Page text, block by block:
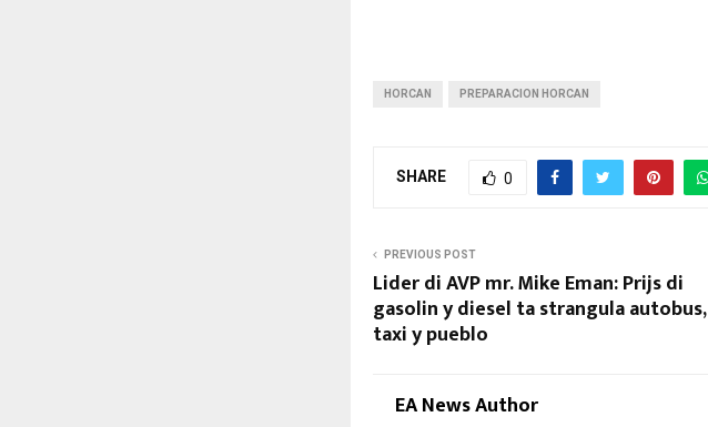
HORCAN PREPARACION HORCAN
SHARE 0
PREVIOUS POST
Lider di AVP mr. Mike Eman: Prijs di
gasolin y diesel ta strangula autobus,
taxi y pueblo
EA News Author